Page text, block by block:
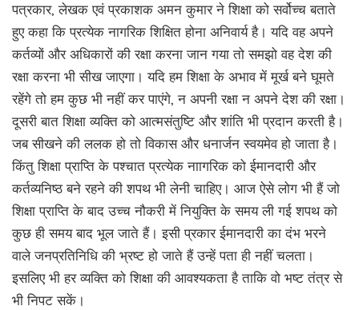
पत्रकार, लेखक एवं प्रकाशक अमन कुमार ने शिक्षा को सर्वोच्च बताते
हुए कहा कि प्रत्येक नागरिक शिक्षित होना अनिवार्य है। यदि वह अपने
कर्तव्यों और अधिकारों की रक्षा करना जान गया तो समझो वह देश की
रक्षा करना भी सीख जाएगा। यदि हम शिक्षा के अभाव में मूर्ख बने घूमते
रहेंगे तो हम कुछ भी नहीं कर पाएंगे, न अपनी रक्षा न अपने देश की रक्षा।
दूसरी बात शिक्षा व्यक्ति को आत्मसंतुष्टि और शांति भी प्रदान करती है।
जब सीखने की ललक हो तो विकास और धनार्जन स्वयमेव हो जाता है।
किंतु शिक्षा प्राप्ति के पश्चात प्रत्येक नाागरिक को ईमानदारी और
कर्तव्यनिष्ठ बने रहने की शपथ भी लेनी चाहिए। आज ऐसे लोग भी हैं जो
शिक्षा प्राप्ति के बाद उच्च नौकरी में नियुक्ति के समय ली गई शपथ को
कुछ ही समय बाद भूल जाते हैं। इसी प्रकार ईमानदारी का दंभ भरने
वाले जनप्रतिनिधि की भ्रष्ट हो जाते हैं उन्हें पता ही नहीं चलता।
इसलिए भी हर व्यक्ति को शिक्षा की आवश्यकता है ताकि वो भष्ट तंत्र से
भी निपट सकें।